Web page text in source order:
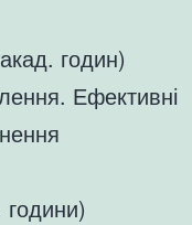
годин)
Ефективні